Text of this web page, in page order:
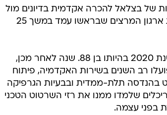
של בצלאל להכרה אקדמית בדיונים מול
המועצה המועצה להשכלה גבוהה, וייסד בשנת 1966 את ארגון המרצים שבראשו עמד במשך 25
פרופסור קורצווייל פרש מתפקידו באקדמיה בצלאל בשנת 2020 בהיותו בן 88. שנה לאחר מכן,
רב השנים בשירות האקדמיה, פיתוח
בהנדסה תלת-ממדית ובבעיות הגרפיקה
שלמדו ממנו את רזי השרטוט הטכני
בפני עצמה.